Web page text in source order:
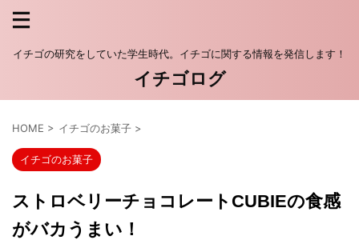
イチゴの研究をしていた学生時代。イチゴに関する情報を発信します！
イチゴログ
HOME > イチゴのお菓子 >
イチゴのお菓子
ストロベリーチョコレートCUBIEの食感
がバカうまい！